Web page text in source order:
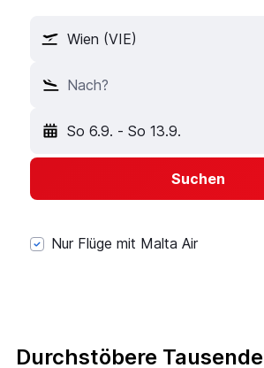
Wien (VIE)
Nach?
So 6.9. - So 13.9.
Suchen
Nur Flüge mit Malta Air
Durchstöbere Tausende